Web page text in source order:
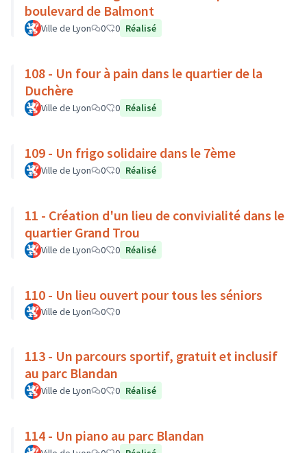
boulevard de Balmont
Ville de Lyon 0 0 Réalisé
108 - Un four à pain dans le quartier de la
Duchère
Ville de Lyon 0 0 Réalisé
109 - Un frigo solidaire dans le 7ème
Ville de Lyon 0 0 Réalisé
11 - Création d'un lieu de convivialité dans le
quartier Grand Trou
Ville de Lyon 0 0 Réalisé
110 - Un lieu ouvert pour tous les séniors
Ville de Lyon 0 0
113 - Un parcours sportif, gratuit et inclusif
au parc Blandan
Ville de Lyon 0 0 Réalisé
114 - Un piano au parc Blandan